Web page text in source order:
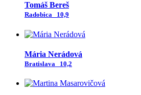
Tomáš Bereš
Radobica 10,9
Mária Nerádová
Bratislava 10,2